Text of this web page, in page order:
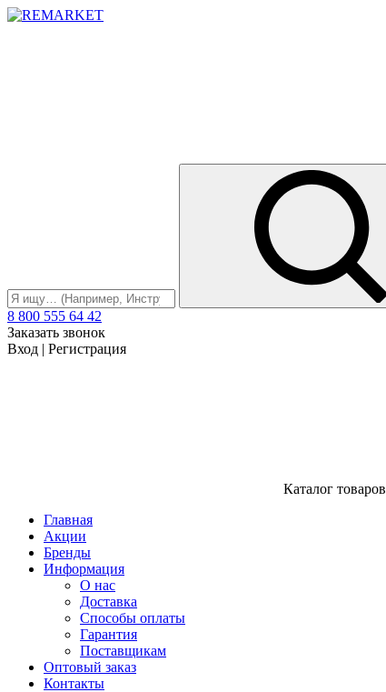
8 800 555 64 42
Заказать звонок
Вход | Регистрация
Каталог товаров
Главная
Акции
Бренды
Информация
О нас
Доставка
Способы оплаты
Гарантия
Поставщикам
Оптовый заказ
Контакты